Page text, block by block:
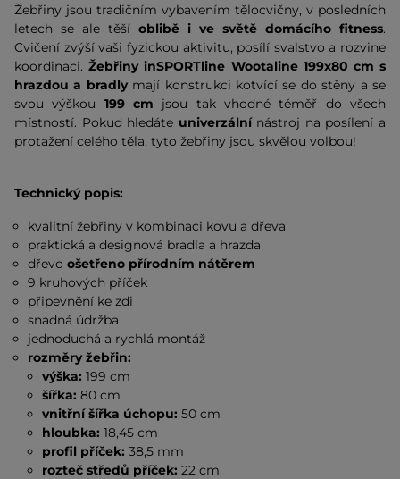
Žebřiny jsou tradičním vybavením tělocvičny, v posledních
letech se ale těší oblibě i ve světě domácího fitness.
Cvičení zvýší vaši fyzickou aktivitu, posílí svalstvo a rozvine
koordinaci.Žebřiny inSPORTline Wootaline 199x80 cm s
hrazdou a bradlymají konstrukci kotvící se do stěny a se
svou výškou 199 cm jsou tak vhodné téměř do všech
místností. Pokud hledáte univerzálnínástroj na posílení a
protažení celého těla, tyto žebřiny jsou skvělou volbou!
Technický popis:
kvalitní žebřiny v kombinaci kovu a dřeva
praktická a designová bradla a hrazda
dřevoošetřeno přírodním nátěrem
9 kruhových příček
připevnění ke zdi
snadná údržba
jednoduchá a rychlá montáž
rozměry žebřin:
výška: 199 cm
šířka: 80 cm
vnitřní šířka úchopu: 50 cm
hloubka: 18,45 cm
profil příček: 38,5 mm
rozteč středů příček: 22 cm